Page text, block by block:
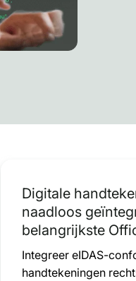
Digitale
naadloos
belangrijkste
Integreer eIDAS-
handtekeningen